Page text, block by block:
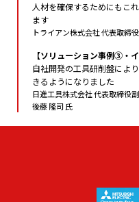
人材を確保するためにもこ
ます
トライアン株式会社 代表取締
【ソリューション事例③・
自社開発の工具研削盤によ
きるようになりました
日進工具株式会社 代表取締役
後藤 隆司 氏